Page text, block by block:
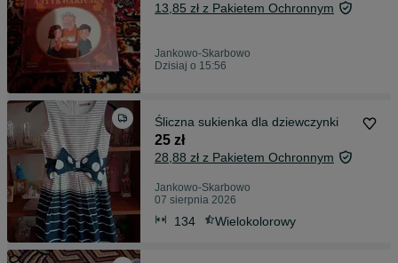
13,85 zł z Pakietem Ochronnym
Jankowo-Skarbowo
Dzisiaj o 15:56
Śliczna sukienka dla dziewczynki
25 zł
28,88 zł z Pakietem Ochronnym
Jankowo-Skarbowo
07 sierpnia 2026
134 Wielokolorowy